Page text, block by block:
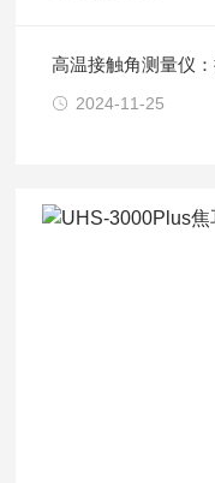
高温接触角测量仪
2024-11-25